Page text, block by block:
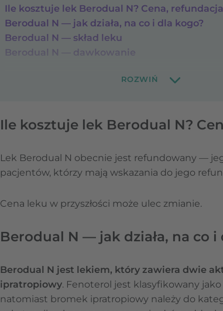
Ile kosztuje lek Berodual N? Cena, refundacja
Berodual N — jak działa, na co i dla kogo?
Berodual N — skład leku
Berodual N — dawkowanie
Ile kosztuje lek Berodual N?
Lek Berodual N obecnie jest refundowany —
pacjentów, którzy mają wskazania do jego
Cena leku w przyszłości może ulec zmianie.
Berodual N — jak działa, na co i
Berodual N jest lekiem, który zawiera dwie
ipratropiowy. Fenoterol jest klasyfikowany
natomiast bromek ipratropiowy należy do